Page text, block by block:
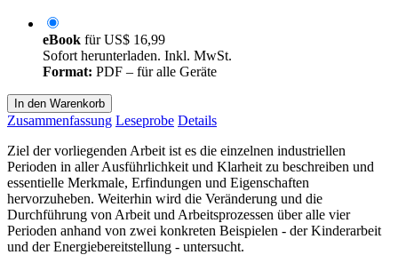
eBook fürUS$ 16,99
Sofort herunterladen. Inkl. MwSt.
Format: PDF – für alle Geräte
In den Warenkorb
Zusammenfassung Leseprobe Details
Ziel der vorliegenden Arbeit ist es die einzelnen industriellen
Perioden in aller Ausführlichkeit und Klarheit zu beschreiben und
essentielle Merkmale, Erfindungen und Eigenschaften
hervorzuheben. Weiterhin wird die Veränderung und die
Durchführung von Arbeit und Arbeitsprozessen über alle vier
Perioden anhand von zwei konkreten Beispielen - der Kinderarbeit
und der Energiebereitstellung - untersucht.